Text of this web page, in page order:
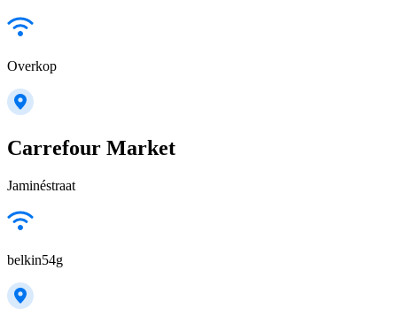
Overkop
Carrefour Market
Jaminéstraat
belkin54g